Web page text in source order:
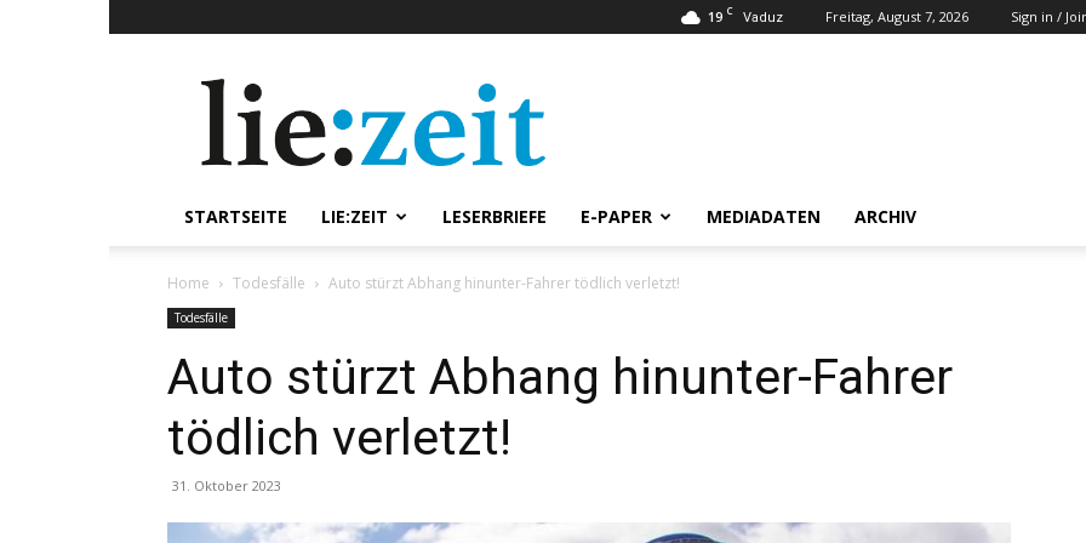
19 C Vaduz Freitag, August 7, 2026 Sign in /
STARTSEITE LIE:ZEIT LESERBRIEFE E-PAPER MEDIADATEN ARCHIV
Home Todesfälle Auto stürzt Abhang hinunter-Fahrer tödlich verletzt!
Todesfälle
Auto stürzt Abhang hinunter-Fahrer
tödlich verletzt!
31. Oktober 2023